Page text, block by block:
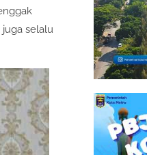
juga selalu